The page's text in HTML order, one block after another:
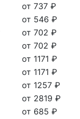
от 737 ₽
от 546 ₽
от 702 ₽
от 702 ₽
от 1171 ₽
от 1171 ₽
от 1257 ₽
от 2819 ₽
от 685 ₽